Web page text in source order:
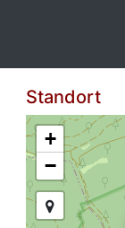
Standort
+
−